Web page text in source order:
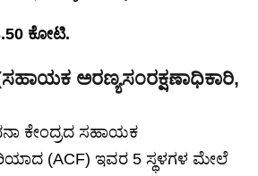
ಕೋಟಿ.
ಅರಣ್ಯಸಂರಕ್ಷಣಾಧಿಕಾರಿ,
ಕೇಂದ್ರದ ಸಹಾಯಕ
(ACF) ಇವರ 5 ಸ್ಥಳಗಳ ಮೇಲೆ